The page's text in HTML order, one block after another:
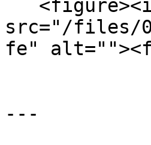
src="/files/
fe"
---